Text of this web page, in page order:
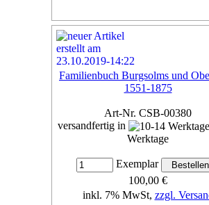
Familienbuch Burgsolms und
1551-1875
Art-Nr. CSB-00380
versandfertig in
Werktage
Exemplar
100,00 €
inkl. 7% MwSt, zzgl.